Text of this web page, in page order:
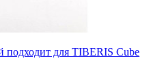
для TIBERIS Cube